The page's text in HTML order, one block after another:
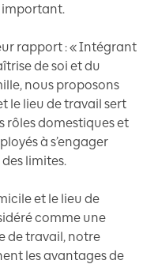
important.
rapport : « Intégrant
de soi et du
nous proposons
le lieu de travail sert
rôles domestiques et
à s’engager
limites.
et le lieu de
comme une
de travail, notre
les avantages de